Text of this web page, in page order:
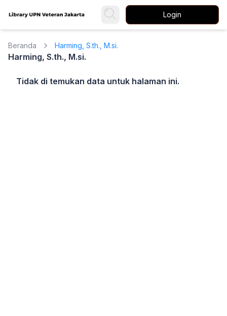
Login
Beranda Harming, S.th., M.si.
Harming, S.th., M.si.
Tidak di temukan data untuk halaman ini.